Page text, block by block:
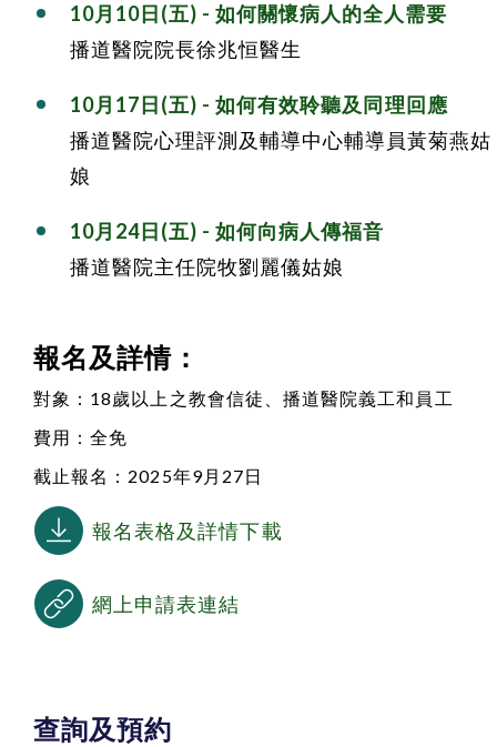
10月10日(五) - 如何關懷病人的全人需要
播道醫院院長徐兆恒醫生
10月17日(五) - 如何有效聆聽及同理回應
播道醫院心理評測及輔導中心輔導員黃菊燕姑
娘
10月24日(五) - 如何向病人傳福音
播道醫院主任院牧劉麗儀姑娘
報名及詳情：
對象：18歲以上之教會信徒、 播道醫院義工和員工
費用：全免
截止報名：2025年9月27日
報名表格及詳情下載
網上申請表連結
查詢及預約